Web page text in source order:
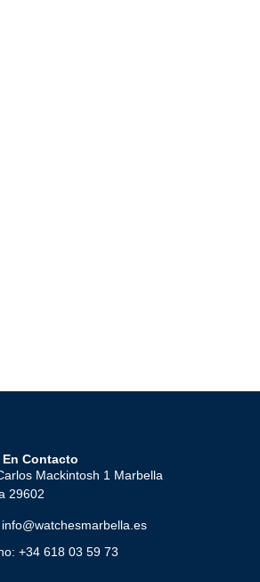
En Contacto
Mackintosh 1 Marbella
29602
+34 618 03 59 73